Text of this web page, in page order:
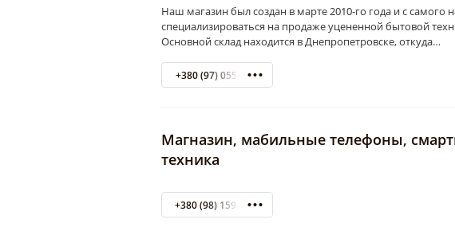
Наш магазин был создан в марте 2010-го года и c самого
специализироваться на продаже уцененной бытовой
Основной склад находится в Днепропетровске, откуда…
+380 (97) 0554556
Магназин, мабильные телефоны,
техника
+380 (98) 159-80-88